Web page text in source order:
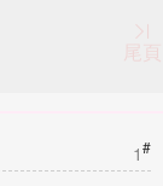
尾頁
1#